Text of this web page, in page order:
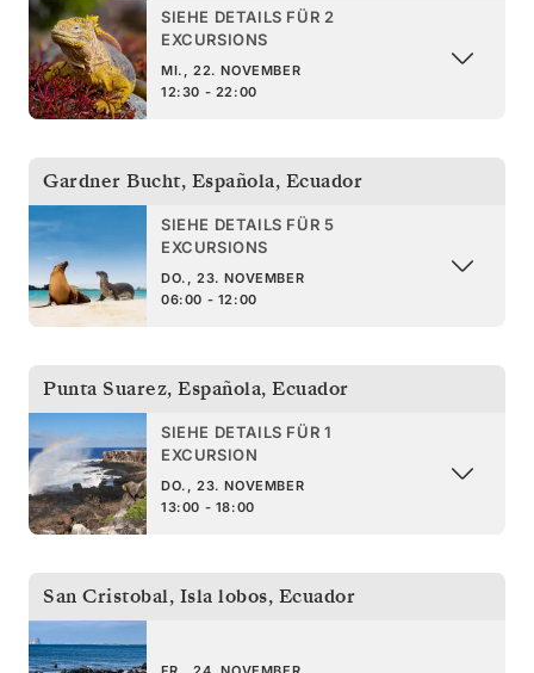
SIEHE DETAILS FÜR 2
EXCURSIONS
MI., 22. NOVEMBER
12:30 - 22:00
Gardner Bucht, Española, Ecuador
SIEHE DETAILS FÜR 5
EXCURSIONS
DO., 23. NOVEMBER
06:00 - 12:00
Punta Suarez, Española, Ecuador
SIEHE DETAILS FÜR 1
EXCURSION
DO., 23. NOVEMBER
13:00 - 18:00
San Cristobal, Isla lobos, Ecuador